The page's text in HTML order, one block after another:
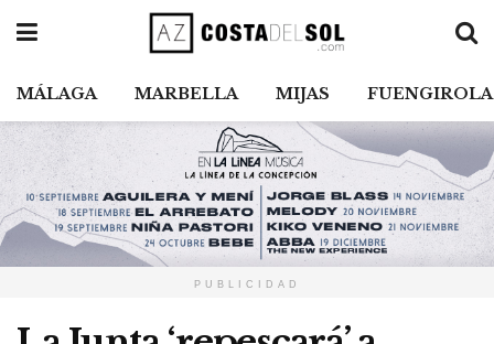
MÁLAGA MARBELLA MIJAS FUENGIROLA
PUBLICIDAD